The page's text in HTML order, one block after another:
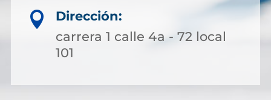

Dirección:
carrera 1 calle 4a - 72 local
101